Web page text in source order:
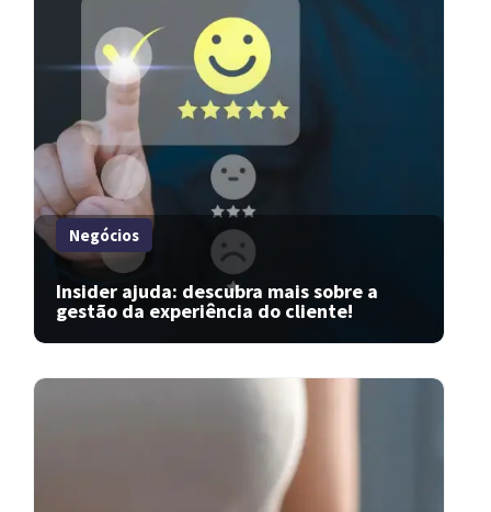
Negócios
Insider ajuda: descubra mais sobre a
gestão da experiência do cliente!